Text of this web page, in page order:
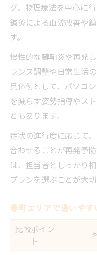
グ、物理療法を中心に
鍼灸による血流改善や
す。
慢性的な腱鞘炎や再発
ランス調整や日常生活
具体例として、パソコ
を減らす姿勢指導やス
ともあります。
症状の進行度に応じて
合わせることが再発予
は、担当者としっかり
プランを選ぶことが大切
春町エリアで通いや
比較ポイン
ト